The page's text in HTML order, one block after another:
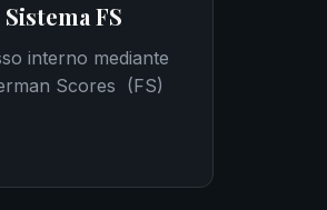
Sistema FS
interno mediante
Scores (FS)